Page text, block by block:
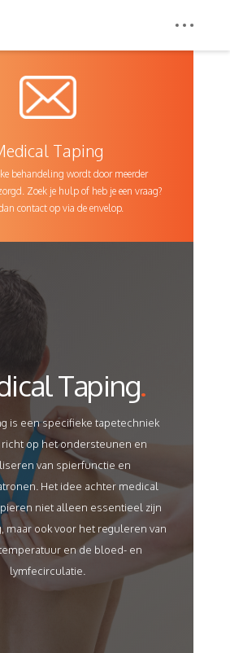
Taping
behandeling wordt door meerder
Zoek je hulp of heb je een vraag?
contact op via de envelop.
Taping.
is een specifieke tapetechniek
richt op het ondersteunen en
van spierfunctie en
Het idee achter medical
niet alleen essentieel zijn
maar ook voor het reguleren van
en de bloed- en
lymfecirculatie.